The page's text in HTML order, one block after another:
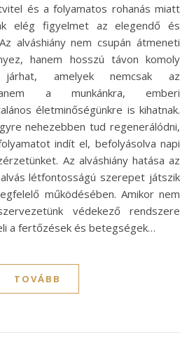
és a folyamatos rohanás miatt
elég figyelmet az elegendő és
alváshiány nem csupán átmeneti
hanem hosszú távon komoly
járhat, amelyek nemcsak az
a munkánkra, emberi
életminőségünkre is kihatnak.
nehezebben tud regenerálódni,
indít el, befolyásolva napi
Az alváshiány hatása az
létfontosságú szerepet játszik
működésében. Amikor nem
védekező rendszere
a fertőzések és betegségek…
TOVÁBB